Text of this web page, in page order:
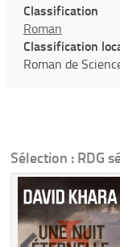
Classification
Roman
Classification
Roman de
Sélection : RDG